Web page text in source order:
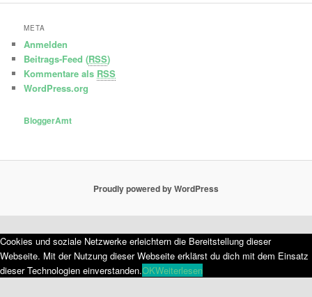
META
Anmelden
Beitrags-Feed (RSS)
Kommentare als RSS
WordPress.org
BloggerAmt
Proudly powered by WordPress
Cookies und soziale Netzwerke erleichtern die Bereitstellung dieser
Webseite. Mit der Nutzung dieser Webseite erklärst du dich mit dem Einsatz
dieser Technologien einverstanden.OKWeiterlesen